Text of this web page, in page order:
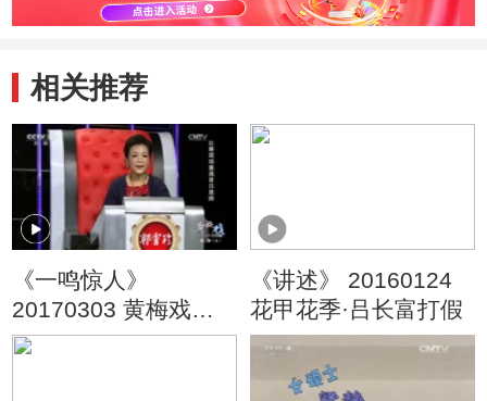
相关推荐
《一鸣惊人》
20170303 黄梅戏名
家名票组团战 第二季
《讲述》 20160124
花甲花季·吕长富打假